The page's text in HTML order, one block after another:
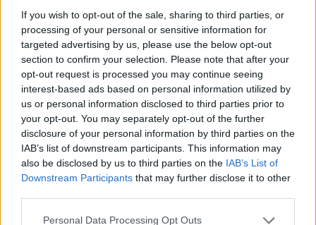
If you wish to opt-out of the sale, sharing to third parties, or
processing of your personal or sensitive information for
targeted advertising by us, please use the below opt-out
section to confirm your selection. Please note that after your
opt-out request is processed you may continue seeing
interest-based ads based on personal information utilized by
us or personal information disclosed to third parties prior to
your opt-out. You may separately opt-out of the further
disclosure of your personal information by third parties on the
IAB’s list of downstream participants. This information may
also be disclosed by us to third parties on the IAB’s List of
Downstream Participants that may further disclose it to other
Please note that this website/app uses one or more Google
Personal Data Processing Opt Outs
Ο κλάδος παρουσιάζεισημαντικά κενάστις
δημόσιες νοσηλευτικές μονάδες, αφού με
βάση τα επίσημα στοιχεία της Πανελλήνιας
Ένωσης Τραυματιοφορέων, στις 5.000
οργανικές θέσεις υπηρετούν συνολικά 2.500
Τραυματιοφορείςόλων των σχέσεων
εργασίας (μόνιμοι, συμβασιούχοι, ΔΥΠΑ).
Αποτέλεσμα είναι να καθίσταται δυσχερής η
εξυπηρέτηση των ασθενών καθώς οι
τραυματιοφορείς εργάζονται σε συνθήκες